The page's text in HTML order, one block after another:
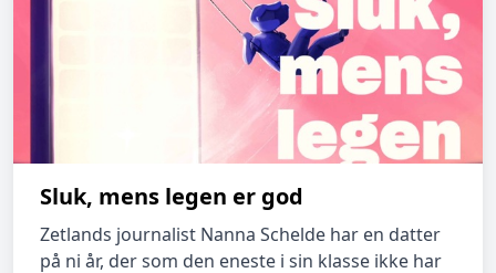
Sluk, mens legen er god
Zetlands journalist Nanna Schelde har en datter
på ni år, der som den eneste i sin klasse ikke har